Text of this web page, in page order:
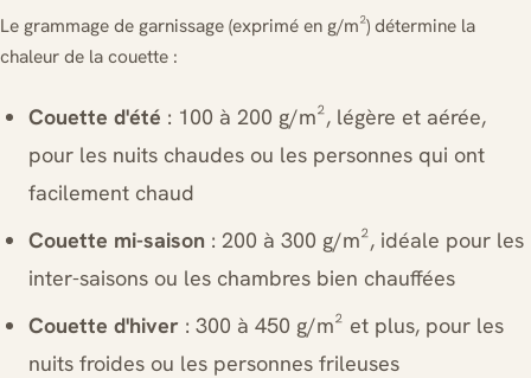
Le grammage de garnissage (exprimé en g/m²) détermine la
chaleur de la couette :
Couette d'été : 100 à 200 g/m², légère et aérée,
pour les nuits chaudes ou les personnes qui ont
facilement chaud
Couette mi-saison : 200 à 300 g/m², idéale pour les
inter-saisons ou les chambres bien chauffées
Couette d'hiver : 300 à 450 g/m² et plus, pour les
nuits froides ou les personnes frileuses